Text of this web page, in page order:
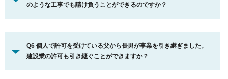
のような工事でも請け負うことができるのですか？
Q6 個人で許可を受けている父から長男が事業を引き継ぎました。
建設業の許可も引き継ぐことができますか？